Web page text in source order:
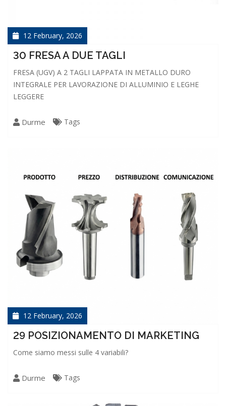
12 February, 2026
30 FRESA A DUE TAGLI
FRESA (UGV) A 2 TAGLI LAPPATA IN METALLO DURO
INTEGRALE PER LAVORAZIONE DI ALLUMINIO E LEGHE
LEGGERE
Durme Tags
12 February, 2026
29 POSIZIONAMENTO DI MARKETING
Come siamo messi sulle 4 variabili?
Durme Tags